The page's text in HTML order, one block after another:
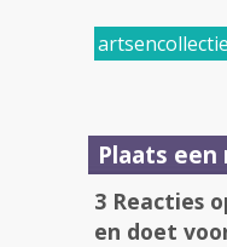
Plaats een
3 Reacties
en doet